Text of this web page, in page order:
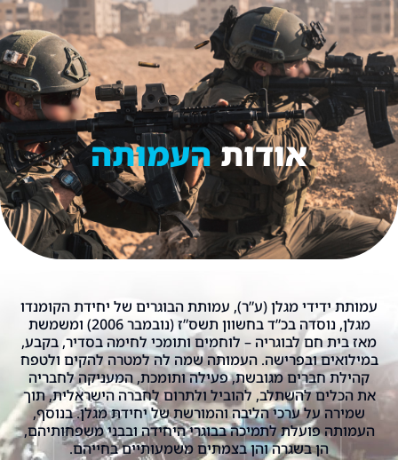
תרומה
אודותהעמותה
עמותת ידידי מגלן (ע”ר), עמותת הבוגרים של יחידת הקומנדו
מגלן, נוסדה בכ”ד בחשוון תשס”ז (נובמבר 2006) ומשמשת
מאז בית חם לבוגריה – לוחמים ותומכי לחימה בסדיר, בקבע,
במילואים ובפרישה. העמותה שמה לה למטרה להקים ולטפח
קהילת חברים מגובשת, פעילה ותומכת, המעניקה לחבריה
את הכלים להשתלב, להוביל ולתרום לחברה הישראלית, תוך
שמירה על ערכי הליבה והמורשת של יחידת מגלן. בנוסף,
העמותה פועלת לתמיכה בבוגרי היחידה ובבני משפחותיהם,
הן בשגרה והן בצמתים משמעותיים בחייהם.